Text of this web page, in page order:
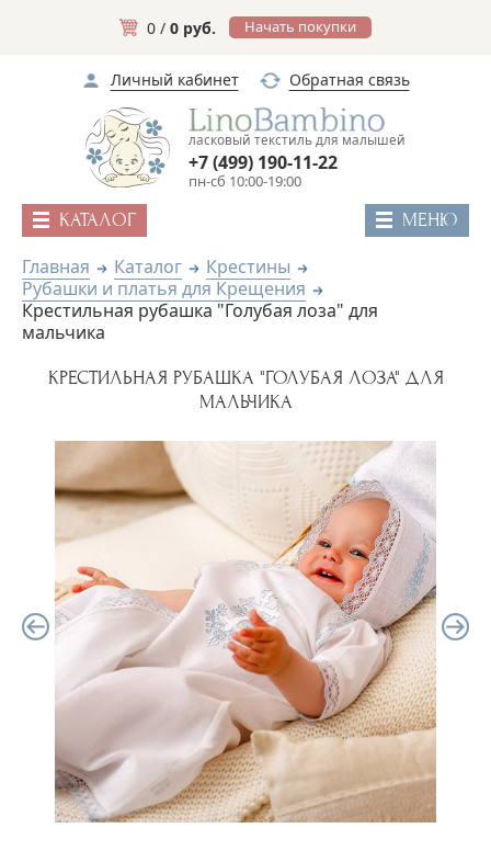
0 / 0 руб. Начать покупки
Личный кабинет Обратная связь
ласковый текстиль для малышей
пн-сб 10:00-19:00
+7 (499) 190-11-22
КАТАЛОГ МЕНЮ
Главная Каталог
Крестины
Рубашки и платья для Крещения
Крестильная рубашка "Голубая лоза" для
мальчика
КРЕСТИЛЬНАЯ РУБАШКА "ГОЛУБАЯ ЛОЗА" ДЛЯ
МАЛЬЧИКА